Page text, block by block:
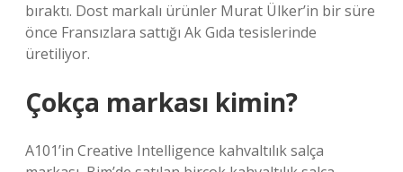
bıraktı. Dost markalı ürünler Murat Ülker’in bir süre
önce Fransızlara sattığı Ak Gıda tesislerinde
üretiliyor.
Çokça markası kimin?
A101’in Creative Intelligence kahvaltılık salça